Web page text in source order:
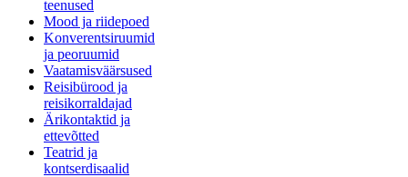
teenused
Mood ja riidepoed
Konverentsiruumid
ja peoruumid
Vaatamisväärsused
Reisibürood ja
reisikorraldajad
Ärikontaktid ja
ettevõtted
Teatrid ja
kontserdisaalid